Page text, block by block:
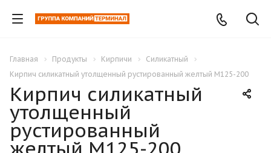
Главная Продукты Кирпичи
Силикатный
Кирпич силикатный утолщенный рустированный желтый М125-200
Кирпич силикатный
утолщенный
рустированный